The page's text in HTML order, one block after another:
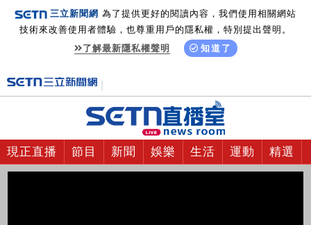
三立新聞網 為了提供更好的閱讀內容，我們使用相關網站
技術來改善使用者體驗，也尊重用戶的隱私權，特別提出聲明。
了解最新隱私權聲明
知道了
現正直播 節目 新聞 娛樂 生活 運動 精選